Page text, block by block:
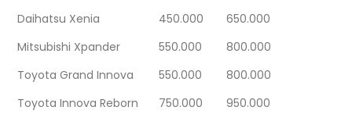
Daihatsu Xenia
450.000
650.000
Mitsubishi Xpander
550.000
800.000
Toyota Grand Innova
550.000
800.000
Toyota Innova Reborn
750.000
950.000